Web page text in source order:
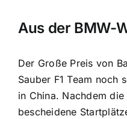
Aus der BMW-
Der Große Preis von
Sauber F1 Team noch
in China. Nachdem
bescheidene